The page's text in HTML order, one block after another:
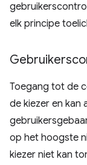
elk principe
Toegang tot de
de kiezer en kan
op het hoogste
kiezer niet kan